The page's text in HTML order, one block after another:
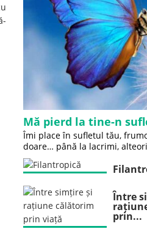
Mă pierd la tine-n
Îmi place în sufletul tău,
doare… până la lacrimi,
Între
prin...